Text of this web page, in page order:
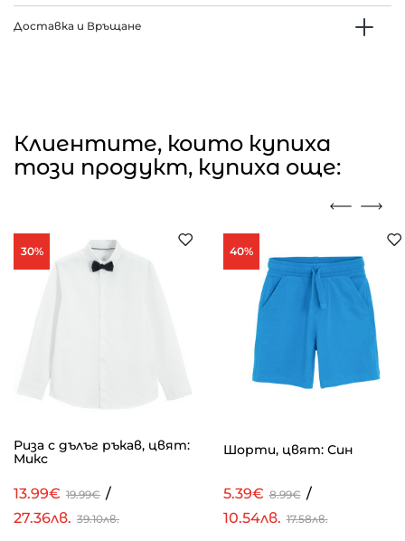
Доставка и Връщане
Клиентите, които купиха
този продукт, купиха още:
30%
Риза с дълъг ръкав, цвят:
Микс
13.99€ 19.99€ /
27.36лв. 39.10лв.
40%
Шорти, цвят: Син
5.39€ 8.99€ /
10.54лв. 17.58лв.